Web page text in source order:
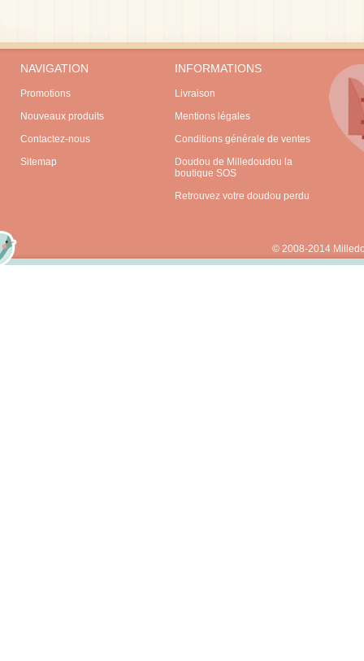
NAVIGATION
Promotions
Nouveaux produits
Contactez-nous
Sitemap
INFORMATIONS
Livraison
Mentions légales
Conditions générale de ventes
Doudou de Milledoudou la
boutique SOS
Retrouvez votre doudou perdu
© 2008-2014